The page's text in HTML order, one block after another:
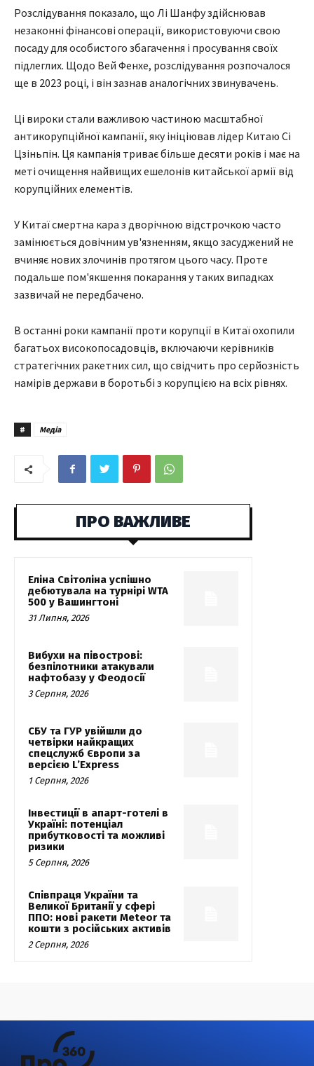
Розслідування показало, що Лі Шанфу здійснював
незаконні фінансові операції, використовуючи свою
посаду для особистого збагачення і просування своїх
підлеглих. Щодо Вей Фенхе, розслідування розпочалося
ще в 2023 році, і він зазнав аналогічних звинувачень.
Ці вироки стали важливою частиною масштабної
антикорупційної кампанії, яку ініціював лідер Китаю Сі
Цзіньпін. Ця кампанія триває більше десяти років і має на
меті очищення найвищих ешелонів китайської армії від
корупційних елементів.
У Китаї смертна кара з дворічною відстрочкою часто
замінюється довічним ув'язненням, якщо засуджений не
вчиняє нових злочинів протягом цього часу. Проте
подальше пом'якшення покарання у таких випадках
зазвичай не передбачено.
В останні роки кампанії проти корупції в Китаї охопили
багатьох високопосадовців, включаючи керівників
стратегічних ракетних сил, що свідчить про серйозність
намірів держави в боротьбі з корупцією на всіх рівнях.
# Медіа
ПРО ВАЖЛИВЕ
Еліна Світоліна успішно
дебютувала на турнірі WTA
500 у Вашингтоні
31 Липня, 2026
Вибухи на півострові:
безпілотники атакували
нафтобазу у Феодосії
3 Серпня, 2026
СБУ та ГУР увійшли до
четвірки найкращих
спецслужб Європи за
версією L’Express
1 Серпня, 2026
Інвестиції в апарт-готелі в
Україні: потенціал
прибутковості та можливі
ризики
5 Серпня, 2026
Співпраця України та
Великої Британії у сфері
ППО: нові ракети Meteor та
кошти з російських активів
2 Серпня, 2026